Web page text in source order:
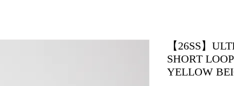
【26SS】
SHORT
YELLOW